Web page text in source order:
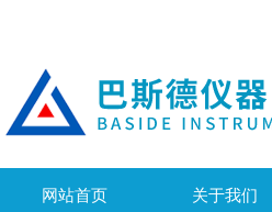
网站首页 关于我们